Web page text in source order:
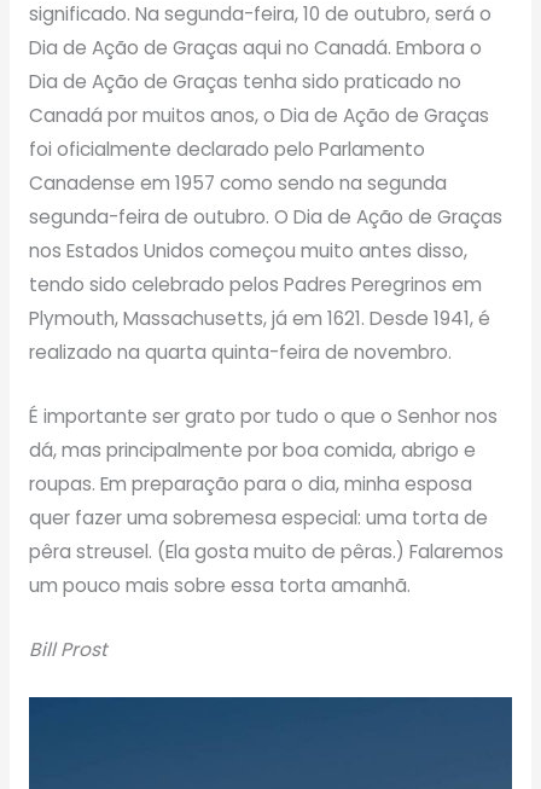
significado. Na segunda-feira, 10 de outubro, será o
Dia de Ação de Graças aqui no Canadá. Embora o
Dia de Ação de Graças tenha sido praticado no
Canadá por muitos anos, o Dia de Ação de Graças
foi oficialmente declarado pelo Parlamento
Canadense em 1957 como sendo na segunda
segunda-feira de outubro. O Dia de Ação de Graças
nos Estados Unidos começou muito antes disso,
tendo sido celebrado pelos Padres Peregrinos em
Plymouth, Massachusetts, já em 1621. Desde 1941, é
realizado na quarta quinta-feira de novembro.
É importante ser grato por tudo o que o Senhor nos
dá, mas principalmente por boa comida, abrigo e
roupas. Em preparação para o dia, minha esposa
quer fazer uma sobremesa especial: uma torta de
pêra streusel. (Ela gosta muito de pêras.) Falaremos
um pouco mais sobre essa torta amanhã.
Bill Prost